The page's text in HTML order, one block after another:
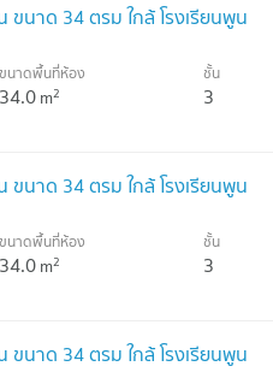
ขนาด 34 ตรม ใกล้ โรงเรียนพูน
ขนาดพื้นที่ห้อง
34.0m2
ชั้น
3
ขนาด 34 ตรม ใกล้ โรงเรียนพูน
ขนาดพื้นที่ห้อง
34.0m2
ชั้น
3
ขนาด 34 ตรม ใกล้ โรงเรียนพูน